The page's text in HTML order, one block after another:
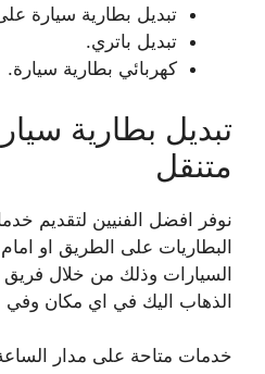
تبديل بطارية سيارة
تبديل باتري.
كهربائي بطارية سيارة.
تبديل بطارية
متنقل
نوفر افضل الفنيين لتقديم
البطاريات على الطريق او امام
السيارات وذلك من خلال فريق
الذهاب اليك في اي مكان
خدمات متاحة على مدار